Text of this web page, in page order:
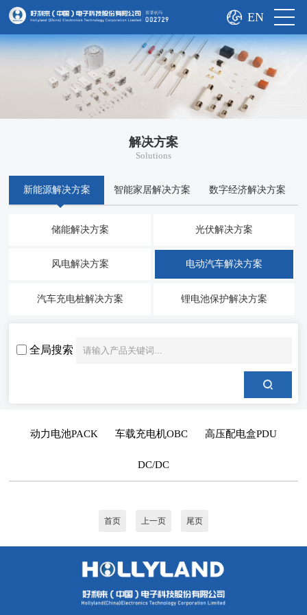
EN
解决方案
Solutions
新能源解决方案 智能家居解决方案 数字经济解决方案
储能解决方案 光伏解决方案
风电解决方案 电动汽车解决方案
汽车充电桩解决方案 锂电池保护解决方案
全局搜索
动力电池PACK 车载充电机OBC 高压配电盒PDU
DC/DC
首页 上一页 尾页